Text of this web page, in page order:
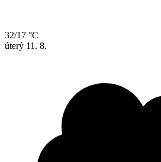
32/17 °C
úterý 11. 8.